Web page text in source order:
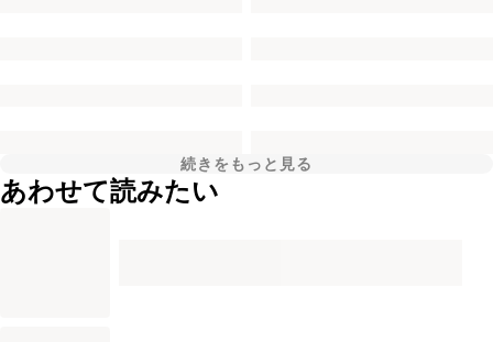
続きをもっと見る
あわせて読みたい